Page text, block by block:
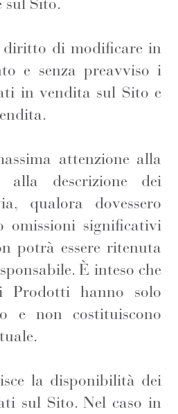
di modificare in
e senza preavviso i
in vendita sul Sito e
attenzione alla
alla descrizione dei
qualora dovessero
omissioni significativi
potrà essere ritenuta
È inteso che
Prodotti hanno solo
e non costituiscono
la disponibilità dei
sul Sito. Nel caso in